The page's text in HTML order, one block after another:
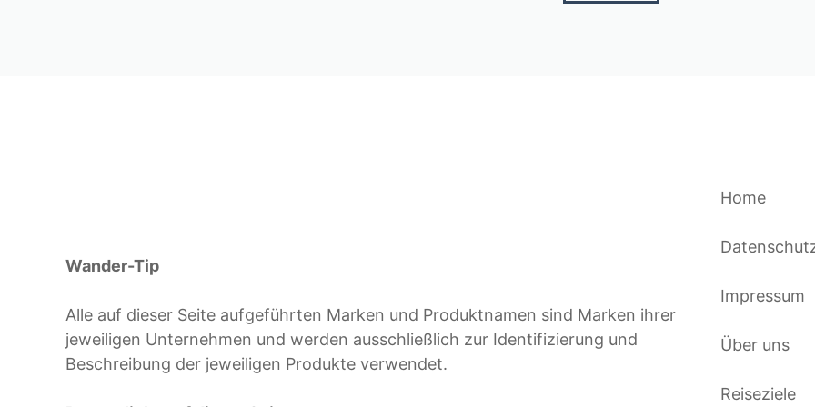
Wander-Tip
Alle auf dieser Seite aufgeführten Marken und Produktnamen sind Marken ihrer
jeweiligen Unternehmen und werden ausschließlich zur Identifizierung und
Beschreibung der jeweiligen Produkte verwendet.
Home
Impressum
Über uns
Reiseziele